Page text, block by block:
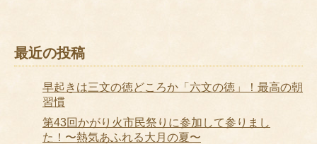
最近の投稿
早起きは三文の徳どころか「六文の徳」！最高の朝
習慣
第43回かがり火市民祭りに参加して参りまし
た！〜熱気あふれる大月の夏〜